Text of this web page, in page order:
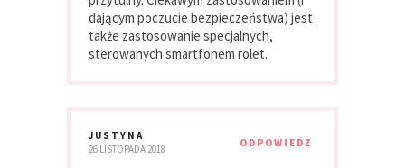
dającym poczucie bezpieczeństwa) jest
także zastosowanie specjalnych,
sterowanych smartfonem rolet.
JUSTYNA
26 LISTOPADA 2018
ODPOWIEDZ